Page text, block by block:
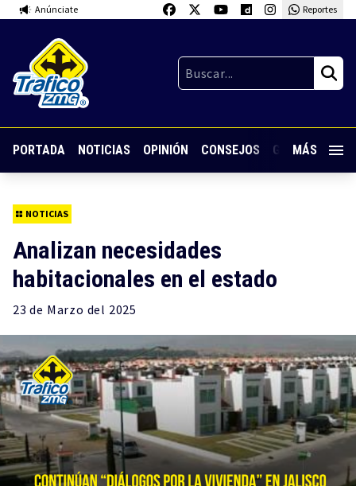
Anúnciate Reportes
PORTADA NOTICIAS OPINIÓN CONSEJOS GUARDIA
MÁS
NOTICIAS
Analizan necesidades
habitacionales en el estado
23 de Marzo del 2025